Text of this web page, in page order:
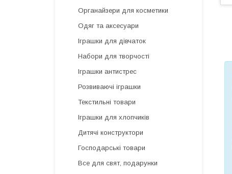
Органайзери для косметики
Одяг та аксесуари
Іграшки для дівчаток
Набори для творчості
Іграшки антистрес
Розвиваючі іграшки
Текстильні товари
Іграшки для хлопчиків
Дитячі конструктори
Господарські товари
Все для свят, подарунки